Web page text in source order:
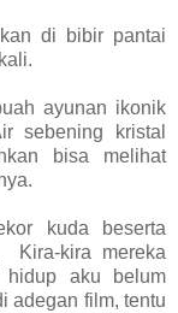
di bibir pantai
ayunan ikonik
sebening kristal
bisa melihat
kuda beserta
Kira-kira mereka
aku belum
adegan film, tentu